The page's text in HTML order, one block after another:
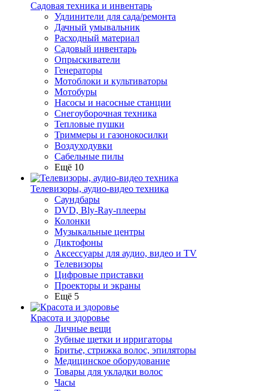
Садовая техника и инвентарь
Удлинители для сада/ремонта
Дачный умывальник
Расходный материал
Садовый инвентарь
Опрыскиватели
Генераторы
Мотоблоки и культиваторы
Мотобуры
Насосы и насосные станции
Снегоуборочная техника
Тепловые пушки
Триммеры и газонокосилки
Воздуходувки
Сабельные пилы
Ещё 10
Телевизоры, аудио-видео техника
Саундбары
DVD, Bly-Ray-плееры
Колонки
Музыкальные центры
Диктофоны
Аксессуары для аудио, видео и TV
Телевизоры
Цифровые приставки
Проекторы и экраны
Ещё 5
Красота и здоровье
Личные вещи
Зубные щетки и ирригаторы
Бритье, стрижка волос, эпиляторы
Медицинское оборудование
Товары для укладки волос
Часы